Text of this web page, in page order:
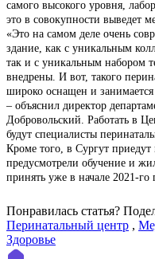
самого высокого уровня,
это в совокупности выведет
«Это на самом деле очень
здание, как с уникальным
так и с уникальным набором
внедрены. И вот, такого
широко оснащен и
– объяснил директор
Добровольский. Работать в
будут специалисты
Кроме того, в Сургут
предусмотрели обучение и
принять уже в начале 2021-го
Понравилась статья?
Перинатальный центр ,
Здоровье